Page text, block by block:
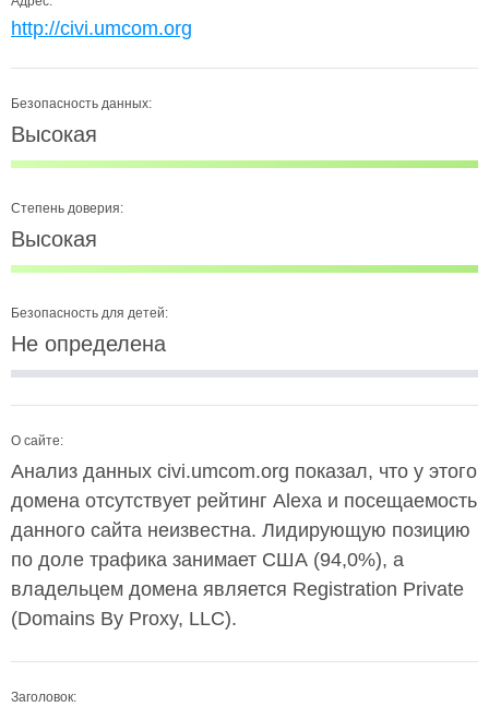
http://civi.umcom.org
Безопасность данных:
Высокая
Степень доверия:
Высокая
Безопасность для детей:
Не определена
О сайте:
Анализ данных civi.umcom.org показал, что у этого
домена отсутствует рейтинг Alexa и посещаемость
данного сайта неизвестна. Лидирующую позицию
по доле трафика занимает США (94,0%), а
владельцем домена является Registration Private
(Domains By Proxy, LLC).
Заголовок: